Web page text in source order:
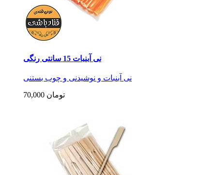
نی آبنبات 15 سانتی رنگی
نی آبنبات و نوشیدنی و چوب بستنی
70,000 تومان